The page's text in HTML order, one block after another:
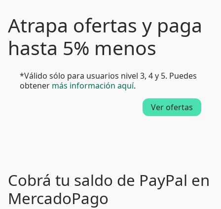
Atrapa ofertas y paga
hasta 5% menos
*Válido sólo para usuarios nivel 3, 4 y 5. Puedes
obtener más información aquí.
Ver ofertas
Cobrá tu saldo de PayPal en
MercadoPago